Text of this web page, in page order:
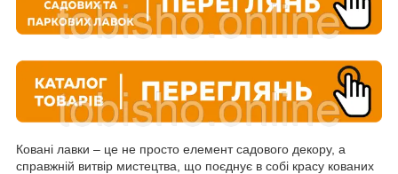
Ковані лавки – це не просто елемент садового декору, а
справжній витвір мистецтва, що поєднує в собі красу кованих